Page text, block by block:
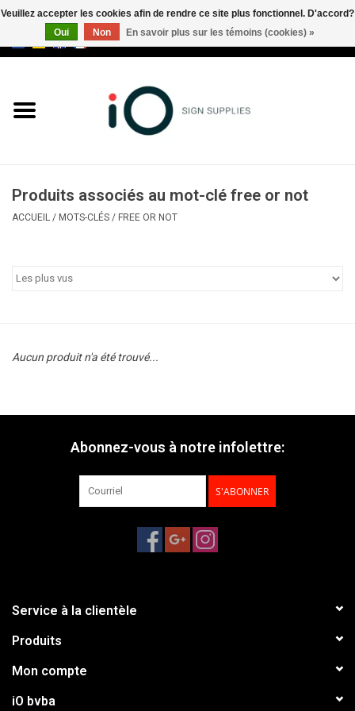
Marques
Appelez-nous au +32 3 353 67
Produits associés au mot-clé free or not
ACCUEIL / MOTS-CLÉS / FREE OR NOT
Aucun produit n'a été trouvé...
Abonnez-vous à notre infolettre:
S'ABONNER
Service à la clientèle
Produits
Mon compte
iO bvba
Veuillez accepter les cookies afin de rendre ce site plus fonctionnel. D'accord?
Oui
Non En savoir plus sur les témoins (cookies) »